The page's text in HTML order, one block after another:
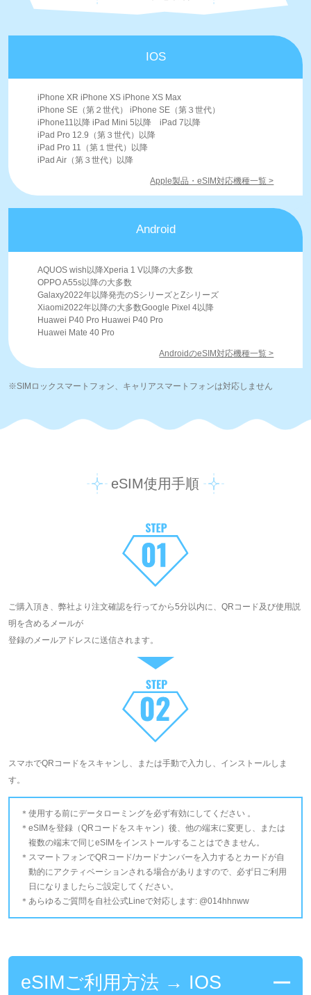
IOS
iPhone XR iPhone XS iPhone XS Max
iPhone SE（第２世代） iPhone SE（第３世代）
iPhone11以降 iPad Mini 5以降 iPad 7以降
iPad Pro 12.9（第３世代）以降
iPad Pro 11（第１世代）以降
iPad Air（第３世代）以降
Apple製品・eSIM対応機種一覧 >
Android
AQUOS wish以降Xperia 1 V以降の大多数
OPPO A55s以降の大多数
Galaxy2022年以降発売のSシリーズとZシリーズ
Xiaomi2022年以降の大多数Google Pixel 4以降
Huawei P40 Pro Huawei P40 Pro
Huawei Mate 40 Pro
AndroidのeSIM対応機種一覧 >
※SIMロックスマートフォン、キャリアスマートフォンは対応しません
eSIM使用手順
ご購入頂き、弊社より注文確認を行ってから5分以内に、QRコード及び使用説
明を含めるメールが
登録のメールアドレスに送信されます。
スマホでQRコードをスキャンし、または手動で入力し、インストールしま
す。
使用する前にデータローミングを必ず有効にしてください 。
eSIMを登録（QRコードをスキャン）後、他の端末に変更し、または
複数の端末で同じeSIMをインストールすることはできません。
スマートフォンでQRコード/カードナンバーを入力するとカードが自
動的にアクティベーションされる場合がありますので、必ず日ご利用
日になりましたらご設定してください。
あらゆるご質問を自社公式Lineで対応します: @014hhnww
eSIMご利用方法 → IOS